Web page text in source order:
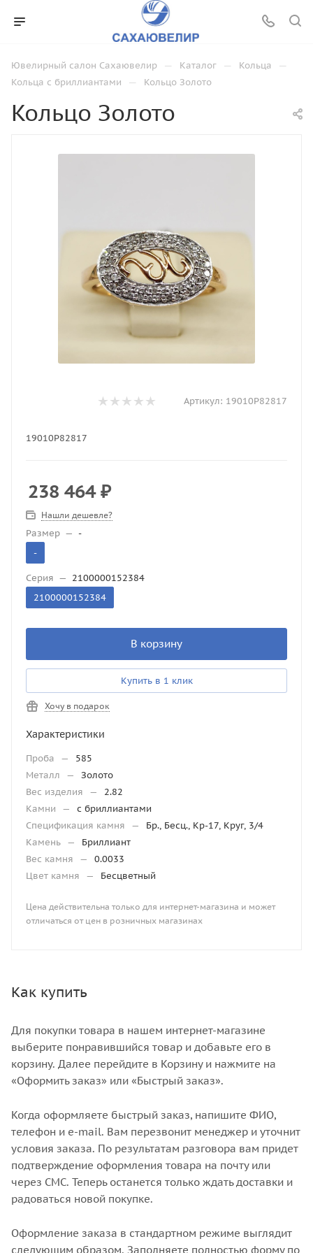
Ювелирный салон Сахаювелир — Каталог — Кольца —
Кольца с бриллиантами — Кольцо Золото
Кольцо Золото
Артикул: 19010Р82817
19010Р82817
238 464₽
Нашли дешевле?
Размер — -
-
Серия — 2100000152384
2100000152384
В корзину
Купить в 1 клик
Хочу в подарок
Характеристики
Проба —
585
Металл
—
Золото
Вес изделия
—
2.82
Камни
—
с бриллиантами
Спецификация камня
—
Бр., Бесц., Кр-17, Круг, 3/4
Камень —
Бриллиант
Вес камня
—
0.0033
Цвет камня
— Бесцветный
Цена действительна только для интернет-магазина и может
отличаться от цен в розничных магазинах
Как купить
Для покупки товара в нашем интернет-магазине
выберите понравившийся товар и добавьте его в
корзину. Далее перейдите в Корзину и нажмите на
«Оформить заказ» или «Быстрый заказ».
Когда оформляете быстрый заказ, напишите ФИО,
телефон и e-mail. Вам перезвонит менеджер и уточнит
условия заказа. По результатам разговора вам придет
подтверждение оформления товара на почту или
через СМС. Теперь останется только ждать доставки и
радоваться новой покупке.
Оформление заказа в стандартном режиме выглядит
следующим образом. Заполняете полностью форму по